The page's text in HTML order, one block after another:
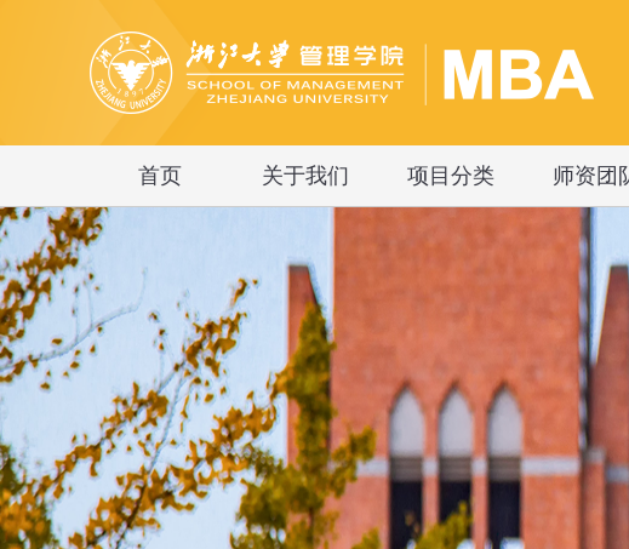
首页 关于我们 项目分类 师资团